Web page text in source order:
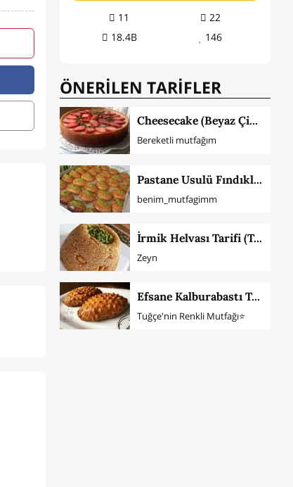
11
22
18.4B
146
ÖNERİLEN TARİFLER
Cheesecake (Beyaz Çikolata Ve Çilekli)
Bereketli mutfağım
Pastane Usulü Fındıklı Şekerpare
benim_mutfagimm
İrmik Helvası Tarifi (Tam Ölçü)
Zeyn
Efsane Kalburabastı Tatlısı
Tuğçe'nin Renkli Mutfağı⭐️